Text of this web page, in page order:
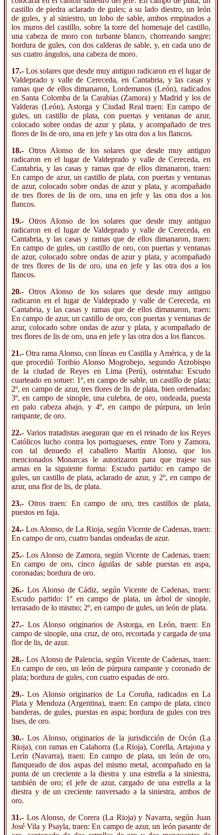
castillo de piedra aclarado de gules; a su lado diestro, un león
de gules, y al siniestro, un lobo de sable, ambos empinados a
los muros del castillo, sobre la torre del homenaje del castillo,
una cabeza de moro con turbante blanco, chorreando sangre;
bordura de gules, con dos calderas de sable, y, en cada uno de
sus cuatro ángulos, una cabeza de moro.
17.- Los solares que desde muy antiguo radicaron en el lugar de
Valdeprado y valle de Cereceda, en Cantabria, y las casas y
ramas que de ellos dimanaron, Lordemanos (León), radicados
en Santa Colomba de la Carabias (Zamora) y Madrid y los de
Valderas (León), Astorga y Ciudad Real traen: En campo de
gules, un castillo de plata, con puertas y ventanas de azur,
colocado sobre ondas de azur y plata, y acompañado de tres
flores de lis de oro, una en jefe y las otra dos a los flancos.
18.- Otros Alonso de los solares que desde muy antiguo
radicaron en el lugar de Valdeprado y valle de Cereceda, en
Cantabria, y las casas y ramas que de ellos dimanaron, traen:
En campo de azur, un castillo de plata, con puertas y ventanas
de azur, colocado sobre ondas de azur y plata, y acompañado
de tres flores de lis de oro, una en jefe y las otra dos a los
flancos.
19.- Otros Alonso de los solares que desde muy antiguo
radicaron en el lugar de Valdeprado y valle de Cereceda, en
Cantabria, y las casas y ramas que de ellos dimanaron, traen:
En campo de gules, un castillo de oro, con puertas y ventanas
de azur, colocado sobre ondas de azur y plata, y acompañado
de tres flores de lis de oro, una en jefe y las otra dos a los
flancos.
20.- Otros Alonso de los solares que desde muy antiguo
radicaron en el lugar de Valdeprado y valle de Cereceda, en
Cantabria, y las casas y ramas que de ellos dimanaron, traen:
En campo de azur, un castillo de oro, con puertas y ventanas de
azur, colocado sobre ondas de azur y plata, y acompañado de
tres flores de lis de oro, una en jefe y las otra dos a los flancos.
21.- Otra rama Alonso, con líneas en Castilla y América, y de la
que procedió Toribio Alonso Mogrobejo, segundo Arzobispo
de la ciudad de Reyes en Lima (Perú), ostentaba: Escudo
cuarteado en sotuer: 1º, en campo de sable, un castillo de plata;
2º, en campo de azur, tres flores de lis de plata, bien ordenadas;
3º, en campo de sinople, una culebra, de oro, ondeada, puesta
en palo cabeza abajo, y 4º, en campo de púrpura, un león
rampante, de oro.
22.- Varios tratadistas aseguran que en el reinado de los Reyes
Católicos lucho contra los portugueses, entre Toro y Zamora,
con tal denuedo el caballero Martín Alonso, que los
mencionados Monarcas le autorizaron para que trajese sus
armas en la siguiente forma: Escudo partido: en campo de
gules, un castillo de plata, aclarado de azur, y 2º, en campo de
azur, una flor de lis, de plata.
23.- Otros traen: En campo de oro, tres castillos de plata,
puestos en faja.
24.- Los Alonso, de La Rioja, según Vicente de Cadenas, traen:
En campo de oro, cuatro bandas ondeadas de azur.
25.- Los Alonso de Zamora, según Vicente de Cadenas, traen:
En campo de oro, cinco águilas de sable puestas en aspa,
coronadas; bordura de oro.
26.- Los Alonso de Cádiz, según Vicente de Cadenas, traen:
Escudo partido: 1º en campo de plata, un árbol de sinople,
terrasado de lo mismo; 2º, en campo de gules, un león de plata.
27.- Los Alonso originarios de Astorga, en León, traen: En
campo de sinople, una cruz, de oro, recortada y cargada de una
flor de lis, de azur.
28.- Los Alonso de Palencia, según Vicente de Cadenas, traen:
En campo de oro, un león de púrpura rampante y coronado de
plata; bordura de gules, con cuatro espadas de oro.
29.- Los Alonso originarios de La Coruña, radicados en La
Plata y Mendoza (Argentina), traen: En campo de plata, cinco
banderas, de gules, puestas en aspa; bordura de gules con tres
lises, de oro.
30.- Los Alonso, originarios de la jurisdicción de Ocón (La
Rioja), con ramas en Calahorra (La Rioja), Corella, Artajona y
Lerín (Navarra), traen: En campo de plata, un león de oro,
flanqueado de dos aspas del mismo metal, acompañado en la
punta de un creciente a la diestra y una estrella a la siniestra,
también de oro; el jefe de azur, cargado de una estrella a la
diestra y de un creciente ranversado a la siniestra, ambos de
oro.
31.- Los Alonso, de Corera (La Rioja) y Navarra, según Juan
José Vila y Psayla, traen: En campo de azur, un león pasante de